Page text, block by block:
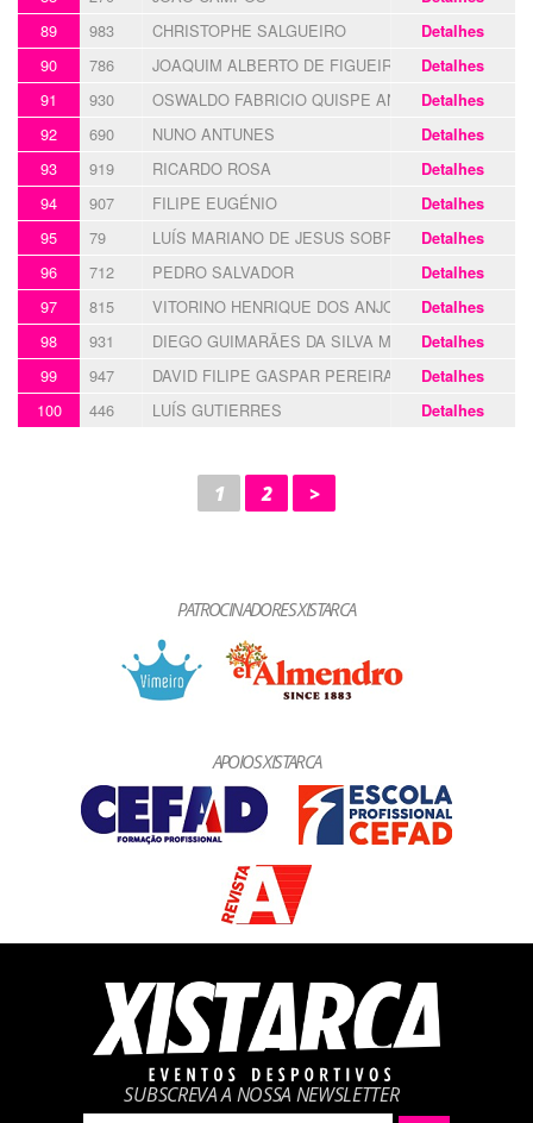
89 983 CHRISTOPHE SALGUEIRO Detalhes
90 786 JOAQUIM ALBERTO DE FIGUEIREDODetalhes
91 930 OSWALDO FABRICIO QUISPE ANDRADEDetalhes
92 690 NUNO ANTUNES Detalhes
93 919 RICARDO ROSA Detalhes
94 907 FILIPE EUGÉNIO Detalhes
95 79 LUÍS MARIANO DE JESUS SOBRAL Detalhes
96 712 PEDRO SALVADOR Detalhes
97 815 VITORINO HENRIQUE DOS ANJOS Detalhes
98 931 DIEGO GUIMARÃES DA SILVA MACHADO
Detalhes
99 947 DAVID FILIPE GASPAR PEREIRA Detalhes
100 446 LUÍS GUTIERRES Detalhes
1 2 >
PATROCINADORES XISTARCA
APOIOS XISTARCA
SUBSCREVA A NOSSA NEWSLETTER